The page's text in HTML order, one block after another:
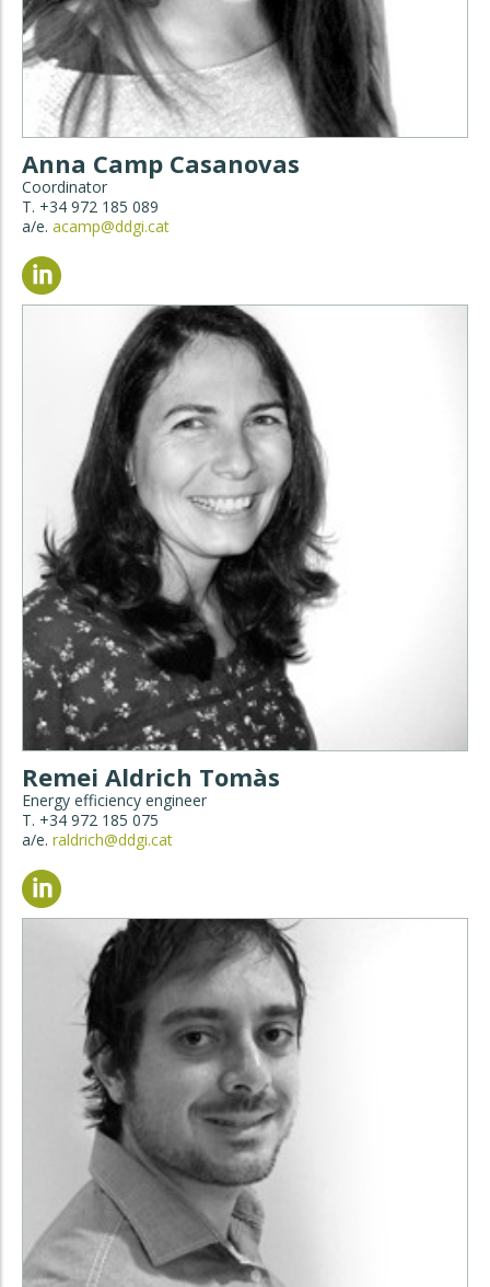
Anna Camp Casanovas
Coordinator
T. +34 972 185 089
a/e. acamp@ddgi.cat
Remei Aldrich Tomàs
Energy efficiency engineer
T. +34 972 185 075
a/e. raldrich@ddgi.cat